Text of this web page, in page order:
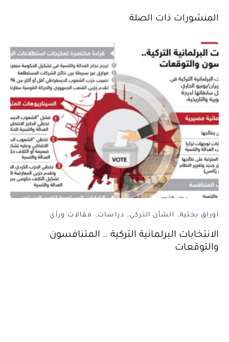
المنشورات ذات الصلة
أوراق بحثية الشأن التركي دراسات مقالات ورأي
الانتخابات البرلمانية التركية .. المتنافسون
والتوقعات